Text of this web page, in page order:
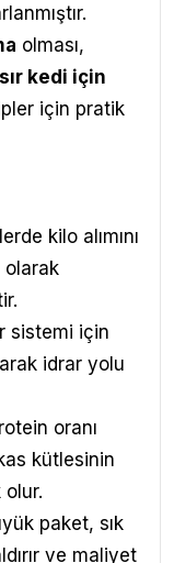
olması,
kedi için
için pratik
kilo alımını
olarak
sistemi için
idrar yolu
oranı
kütlesinin
paket, sık
ve maliyet